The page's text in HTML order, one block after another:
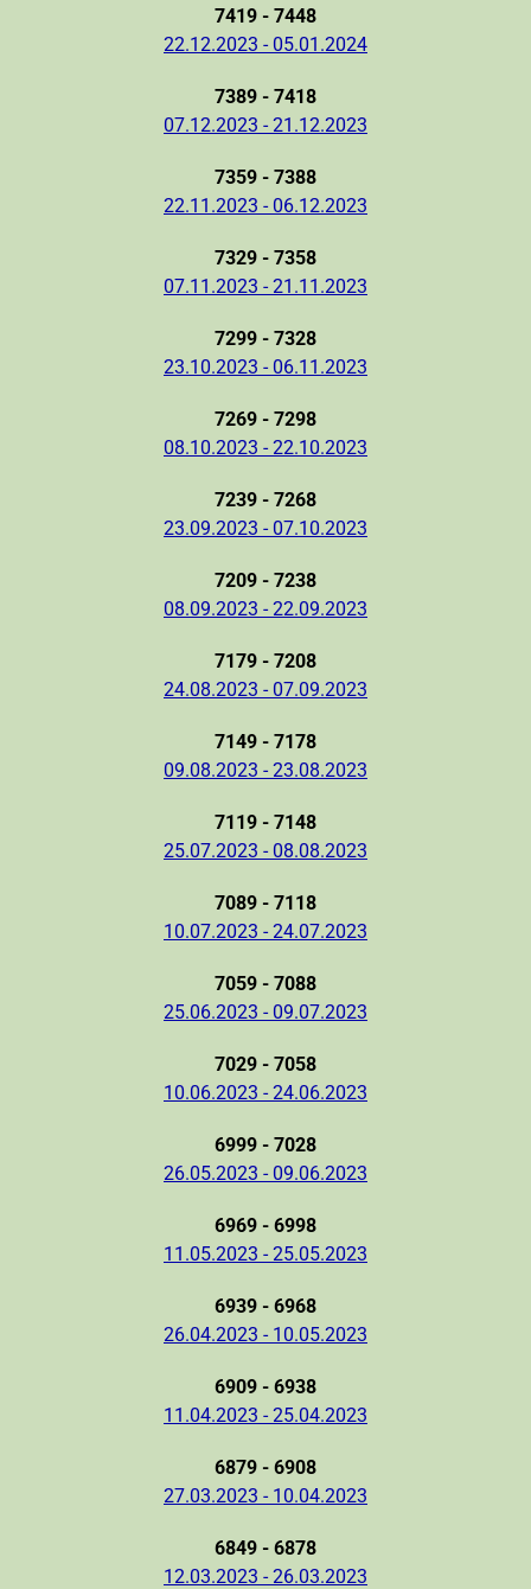
7419 - 7448
22.12.2023 - 05.01.2024
7389 - 7418
07.12.2023 - 21.12.2023
7359 - 7388
22.11.2023 - 06.12.2023
7329 - 7358
07.11.2023 - 21.11.2023
7299 - 7328
23.10.2023 - 06.11.2023
7269 - 7298
08.10.2023 - 22.10.2023
7239 - 7268
23.09.2023 - 07.10.2023
7209 - 7238
08.09.2023 - 22.09.2023
7179 - 7208
24.08.2023 - 07.09.2023
7149 - 7178
09.08.2023 - 23.08.2023
7119 - 7148
25.07.2023 - 08.08.2023
7089 - 7118
10.07.2023 - 24.07.2023
7059 - 7088
25.06.2023 - 09.07.2023
7029 - 7058
10.06.2023 - 24.06.2023
6999 - 7028
26.05.2023 - 09.06.2023
6969 - 6998
11.05.2023 - 25.05.2023
6939 - 6968
26.04.2023 - 10.05.2023
6909 - 6938
11.04.2023 - 25.04.2023
6879 - 6908
27.03.2023 - 10.04.2023
6849 - 6878
12.03.2023 - 26.03.2023